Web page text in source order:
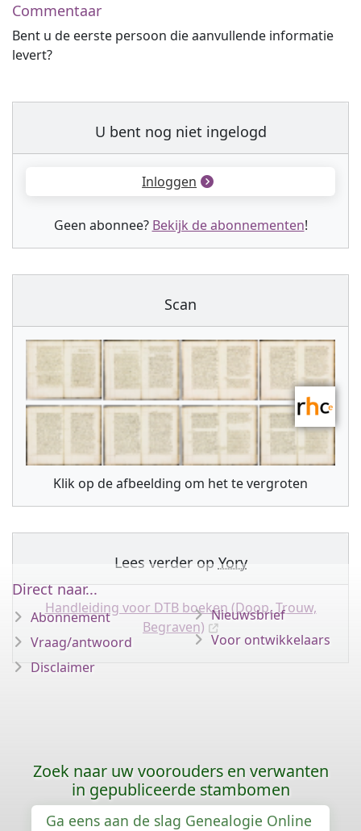
Commentaar
Bent u de eerste persoon die aanvullende informatie
levert?
U bent nog niet ingelogd
Inloggen
Geen abonnee? Bekijk de abonnementen!
Scan
Klik op de afbeelding om het te vergroten
Lees verder op Yory
Handleiding voor DTB boeken (Doop, Trouw,
Begraven)
Direct naar...
Abonnement
Vraag/antwoord
Disclaimer
Nieuwsbrief
Voor ontwikkelaars
Zoek naar uw voorouders en verwanten
in gepubliceerde stambomen
Ga eens aan de slag Genealogie Online